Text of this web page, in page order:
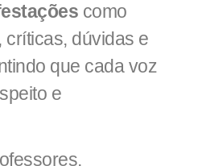
como
críticas, dúvidas e
que cada voz
e